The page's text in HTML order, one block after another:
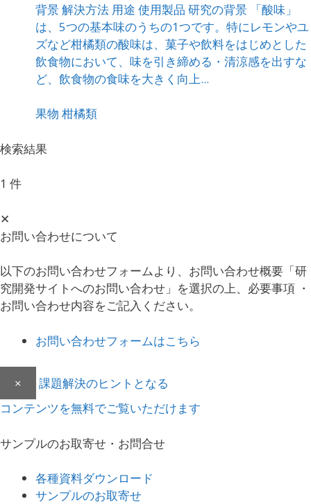
背景 解決方法 用途 使用製品 研究の背景 「酸味」
は、5つの基本味のうちの1つです。特にレモンやユ
ズなど柑橘類の酸味は、菓子や飲料をはじめとした
飲食物において、味を引き締める・清涼感を出すな
ど、飲食物の食味を大きく向上...
果物 柑橘類
検索結果
1 件
✕
お問い合わせについて
以下のお問い合わせフォームより、お問い合わせ概要「研
究開発サイトへのお問い合わせ」を選択の上、必要事項 ・
お問い合わせ内容をご記入ください。
お問い合わせフォームはこちら
×
課題解決のヒントとなる
コンテンツを無料でご覧いただけます
サンプルのお取寄せ・お問合せ
各種資料ダウンロード
サンプルのお取寄せ